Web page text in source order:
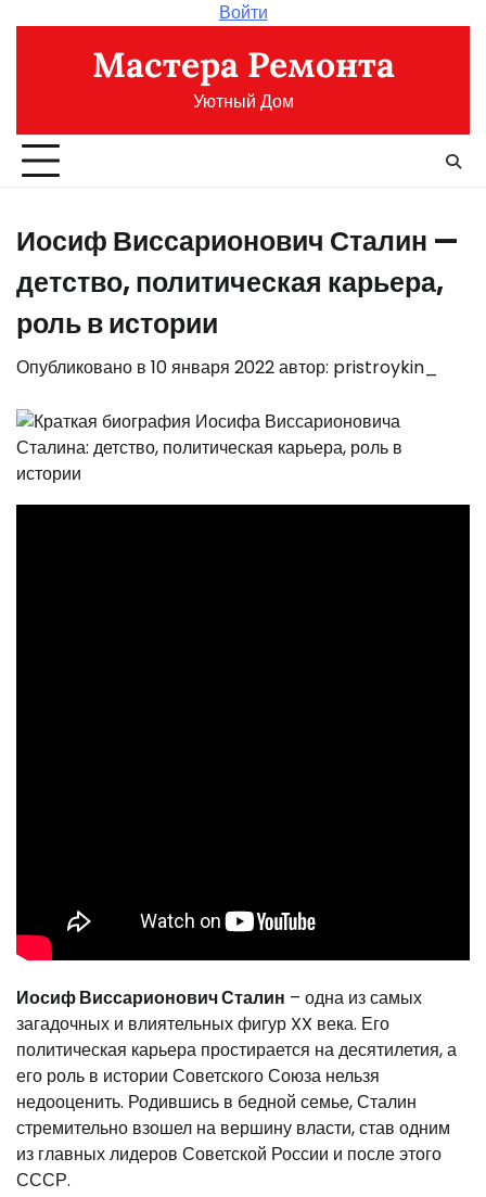
содержимому
Войти
Мастера Ремонта
Уютный Дом
Иосиф Виссарионович Сталин —
детство, политическая карьера,
роль в истории
Опубликовано в 10 января 2022автор: pristroykin_
Иосиф Виссарионович Сталин – одна из самых
загадочных и влиятельных фигур XX века. Его
политическая карьера простирается на десятилетия, а
его роль в истории Советского Союза нельзя
недооценить. Родившись в бедной семье, Сталин
стремительно взошел на вершину власти, став одним
из главных лидеров Советской России и после этого
СССР.